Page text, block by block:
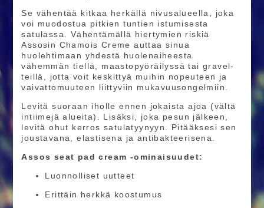
Se vähentää kitkaa herkällä nivusalueella, joka
voi muodostua pitkien tuntien istumisesta
satulassa. Vähentämällä hiertymien riskiä
Assosin Chamois Creme auttaa sinua
huolehtimaan yhdestä huolenaiheesta
vähemmän tiellä, maastopyöräilyssä tai gravel-
teillä, jotta voit keskittyä muihin nopeuteen ja
vaivattomuuteen liittyviin mukavuusongelmiin.
Levitä suoraan iholle ennen jokaista ajoa (vältä
intiimejä alueita). Lisäksi, joka pesun jälkeen,
levitä ohut kerros satulatyynyyn. Pitääksesi sen
joustavana, elastisena ja antibakteerisena.
Assos seat pad cream -ominaisuudet:
Luonnolliset uutteet
Erittäin herkkä koostumus